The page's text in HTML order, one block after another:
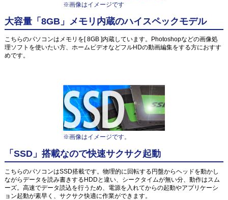
※画像はイメージです
大容量「8GB」メモリ内蔵のハイスペックモデル
こちらのパソコンはメモリを[ 8GB ]内蔵しています。Photoshopなどの画像処
理ソフトを使いたい方、ホームビデオなどフルHDの動画編集をする方におすす
めです。
※画像はイメージです。
「SSD」搭載なので快速サクサク起動
こちらのパソコンはSSD搭載です。物理的に回転する円盤からヘッドを動かし
ながらデータを読み書きするHDDと違い、シークタイムが無い分、動作はスム
ーズ。高速でデータ読込を行うため、電源を入れてからの起動やアプリケーシ
ョン起動が素早く、サクサク快適に作業ができます。